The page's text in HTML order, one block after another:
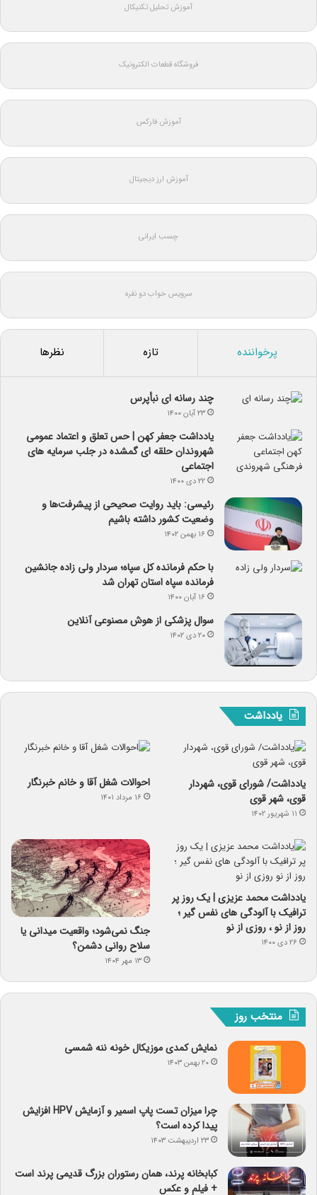
آموزش تحلیل تکنیکال
فروشگاه قطعات الکترونیک
آموزش فارکس
آموزش ارز دیجیتال
چسب ایرانی
سرویس خواب دو نفره
پرخواننده تازه نظرها
چند رسانه ای نبأپرس
۲۳ آبان ۱۴۰۰
یادداشت جعفر کهن | حس تعلق و اعتماد عمومی
شهروندان حلقه ای گمشده در جلب سرمایه های
اجتماعی
۲۲ دی ۱۴۰۰
رئیسی: باید روایت صحیحی از پیشرفت‌ها و
وضعیت کشور داشته باشیم
۱۶ بهمن ۱۴۰۲
با حکم فرمانده کل سپاه؛ سردار ولی زاده جانشین
فرمانده سپاه استان تهران شد
۱۶ آبان ۱۴۰۰
سوال پزشکی از هوش مصنوعی آنلاین
۲۰ دی ۱۴۰۲
یادداشت
یادداشت/ شورای قوی، شهردار
قوی، شهر قوی
۱۱ شهریور ۱۴۰۲
احوالات شغل آقا و خانم خبرنگار
۱۶ مرداد ۱۴۰۱
یادداشت محمد عزیزی | یک روز پر
ترافیک با آلودگی های نفس گیر ؛
روز از نو ، روزی از نو
۲۶ دی ۱۴۰۰
جنگ نمی‌شود؛ واقعیت میدانی یا
سلاح روانی دشمن؟
۱۳ مهر ۱۴۰۴
منتخب روز
نمایش کمدی موزیکال خونه ننه شمسی
۲۰ بهمن ۱۴۰۳
چرا میزان تست پاپ اسمیر و آزمایش HPV افزایش
پیدا کرده است؟
۲۳ اردیبهشت ۱۴۰۳
کبابخانه پرند، همان رستوران بزرگ قدیمی پرند است
+ فیلم و عکس